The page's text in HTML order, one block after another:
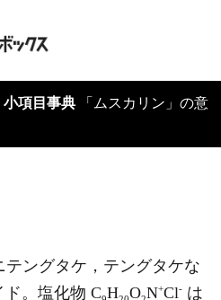
小項目事典 「ムスカリン」の意
テングタケ，テングタケな
ド。塩化物 C H O N+Cl- は